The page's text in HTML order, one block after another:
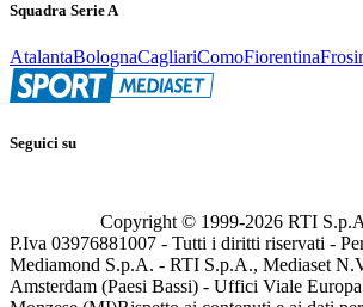
Squadra Serie A
AtalantaBolognaCagliariComoFiorentina
Seguici su
Copyright © 1999-2026 RTI
P.Iva 03976881007 - Tutti i diritti riservati -
Mediamond S.p.A. - RTI S.p.A., Mediaset
Amsterdam (Paesi Bassi) - Uffici Viale